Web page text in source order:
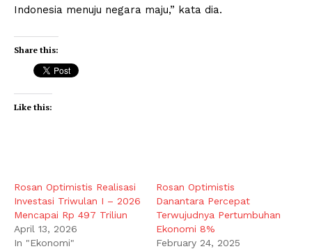
Indonesia menuju negara maju,” kata dia.
Share this:
Like this:
Rosan Optimistis Realisasi
Investasi Triwulan I – 2026
Mencapai Rp 497 Triliun
April 13, 2026
In "Ekonomi"
Rosan Optimistis
Danantara Percepat
Terwujudnya Pertumbuhan
Ekonomi 8%
February 24, 2025